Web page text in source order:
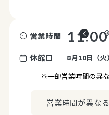
営業時間
休館日
8月18日（
※一部営業時間の異
営業時間が異な